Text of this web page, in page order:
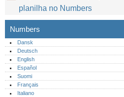
planilha no Numbers
Numbers
Dansk
Deutsch
English
Español
Suomi
Français
Italiano